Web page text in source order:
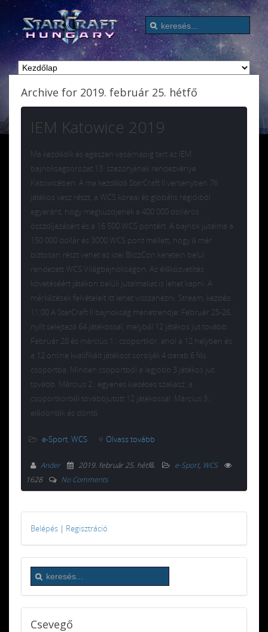
Archive for 2019. február 25. hétfő
IEM Katowice 2019
Ma kezdődik és egészen vasárnapig tart az IEM
bajnokságsorozat 13. szezonjának rendezvénye
Katowicében. A ma kezdődő StarCraft II versenyben 76
játékos vesz részt, a WCS koreai és globális régióiból
egyaránt, hogy megküzdjenek a 400 000 dolláros
összdíjazásért és a 16 500 WCS pontért. A bajnok jutalma a
150 000 dollár és 3000 WCS pont mellett, hogy ő már
biztosan részt vehet az idei BlizzCon keretein belül
rendezett WCS Világbajnokságon. Az élőközvetítés
követéséért játékon belüli jutalmakat is lehet kapni. A
mérkőzések felvételeit itt lehet visszanézni. Stream, kezdés
11:00 A StarCraft II bajnokság menetrendje: Február 25-26.:
nyílt selejtező 64 játékossal, melyből 12 játékos jut tovább.
Február 28 és március 1.: csoportkör, ahol a 12 helyben és
a 12 online kvalifikált játékost sorolják 4 darab 6 fős
csoportba. Minden csoportból a legjobb 3 játékos jut
tovább. Március 2.: egyenes kieséses szakasz, a
csoportkörből továbbjutott 12 játékossal. Március 3.:
elődöntők és döntő.
e-Sport, WCS Olvass tovább
Ander 2019. február 25. hétfő. e-Sport, WCS
1628
No Comments
Belépés | Regisztráció
Csevegő